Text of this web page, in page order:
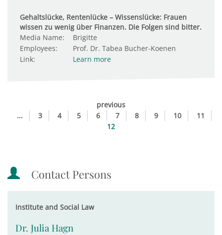
Gehaltslücke, Rentenlücke – Wissenslücke: Frauen
wissen zu wenig über Finanzen. Die Folgen sind bitter.
Media Name:
Brigitte
Employees:
Prof. Dr. Tabea Bucher-Koenen
Link:
Learn more
previous
...
3 4 5 6 7 8 9 10
11
12
Contact Persons
Institute and Social Law
Dr. Julia Hagn